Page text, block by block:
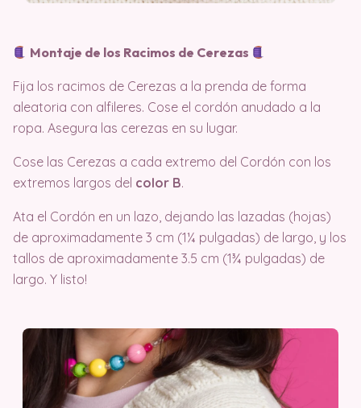
Montaje de los Racimos de Cerezas
Fija los racimos de Cerezas a la prenda de forma
aleatoria con alfileres. Cose el cordón anudado a la
ropa. Asegura las cerezas en su lugar.
Cose las Cerezas a cada extremo del Cordón con los
extremos largos del color B.
Ata el Cordón en un lazo, dejando las lazadas (hojas)
de aproximadamente 3 cm (1¼ pulgadas) de largo, y los
tallos de aproximadamente 3.5 cm (1¾ pulgadas) de
largo. Y listo!